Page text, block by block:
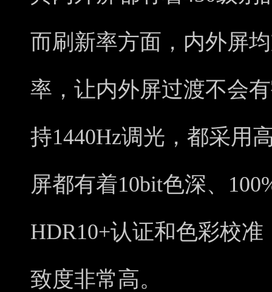
而刷新率方面，内外屏
率，让内外屏过渡不会
持1440Hz调光，都采用
屏都有着10bit色深、
HDR10+认证和色彩校
致度非常高。